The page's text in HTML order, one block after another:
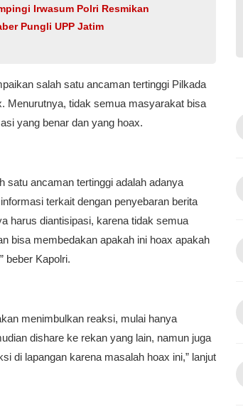
Irwasum Polri Resmikan
Pungli UPP Jatim
salah satu ancaman tertinggi Pilkada
Menurutnya, tidak semua masyarakat bisa
yang benar dan yang hoax.
satu ancaman tertinggi adalah adanya
terkait dengan penyebaran berita
harus diantisipasi, karena tidak semua
bisa membedakan apakah ini hoax apakah
beber Kapolri.
menimbulkan reaksi, mulai hanya
dishare ke rekan yang lain, namun juga
di lapangan karena masalah hoax ini,” lanjut